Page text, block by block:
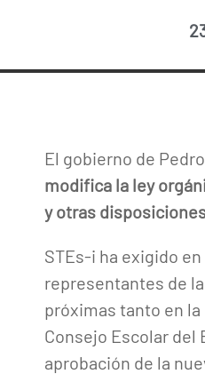
El gobierno de
modifica la ley
y otras
STEs-i ha exigido
representantes de
próximas tanto en
Consejo Escolar del
aprobación de la